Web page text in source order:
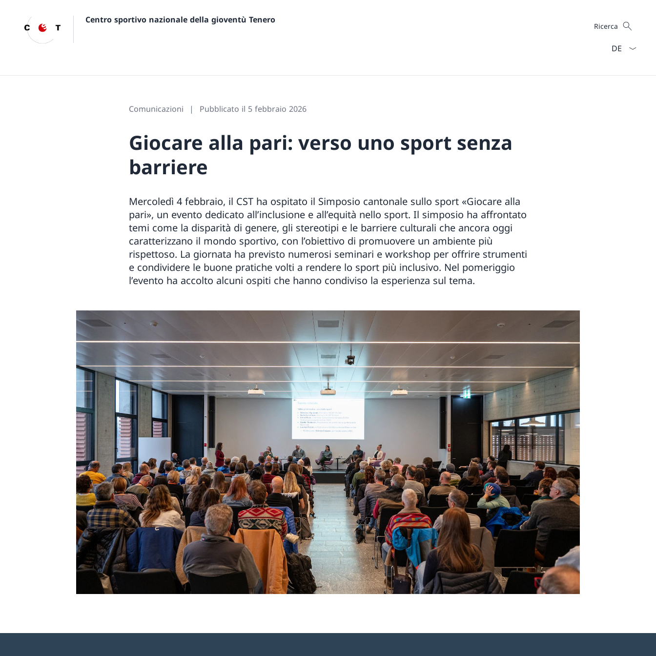
Centro sportivo nazionale della gioventù Tenero Cercare
Ricerca
Comunicazioni Pubblicato il 5 febbraio 2026
Giocare alla pari: verso uno sport senza
barriere
Mercoledì 4 febbraio, il CST ha ospitato il Simposio cantonale sullo sport «Giocare alla
pari», un evento dedicato all’inclusione e all’equità nello sport. Il simposio ha affrontato
temi come la disparità di genere, gli stereotipi e le barriere culturali che ancora oggi
caratterizzano il mondo sportivo, con l’obiettivo di promuovere un ambiente più
rispettoso. La giornata ha previsto numerosi seminari e workshop per offrire strumenti
e condividere le buone pratiche volti a rendere lo sport più inclusivo. Nel pomeriggio
l’evento ha accolto alcuni ospiti che hanno condiviso la esperienza sul tema.